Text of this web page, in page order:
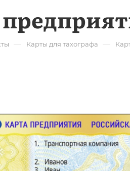
— Карты для тахографа —